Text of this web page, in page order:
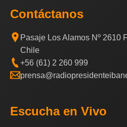
Contáctanos
Pasaje Los Alamos Nº 2610
Chile
+56 (61) 2 260 999
Escucha en Vivo